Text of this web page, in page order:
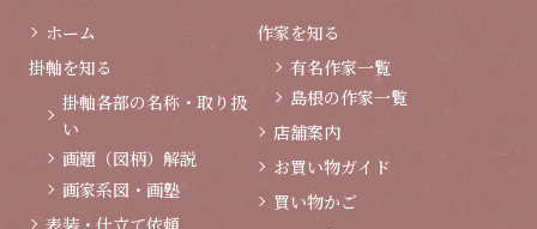
ホーム
掛軸を知る
掛軸各部の名称・取り扱
い
画題（図柄）解説
画家系図・画塾
表装・仕立て依頼
作家を知る
有名作家一覧
島根の作家一覧
店舗案内
お買い物ガイド
買い物かご